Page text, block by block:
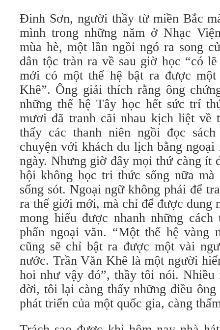
Đinh Sơn, người thầy từ miền Bắc
mình trong những năm ở Nhạc
mùa hè, một lần ngồi ngó ra song
dân tộc tràn ra về sau giờ học “có
mới có một thế hệ bật ra được
Khê”. Ông giải thích rằng ông
những thế hệ Tây học hết sức trí
mươi đã tranh cãi nhau kịch liệt
thấy các thanh niên ngồi đọc
chuyện với khách du lịch bằng
ngày. Nhưng giờ đây mọi thứ càng ít
hội không học tri thức sống nữa
sống sót. Ngoại ngữ không phải để
ra thế giới mới, mà chỉ để được dung
mong hiểu được nhanh những
phẩn ngoại văn. “Một thế hệ vàng
cũng sẽ chỉ bật ra được một vài
nước. Trần Văn Khê là một người
hoi như vậy đó”, thầy tôi nói. Nhiều
đời, tôi lại càng thấy những điều
phát triển của một quốc gia, càng